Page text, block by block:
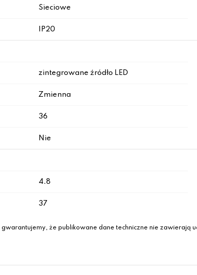
Sieciowe
IP20
zintegrowane źródło LED
Zmienna
36
Nie
4.8
37
gwarantujemy, że publikowane dane techniczne nie